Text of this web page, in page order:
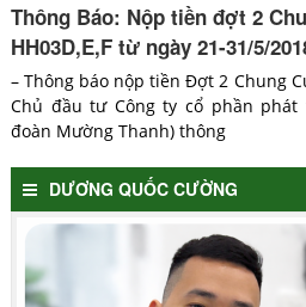
Thông Báo: Nộp tiền đợt 2
HH03D,E,F từ ngày 21-31/5/
– Thông báo nộp tiền Đợt 2 Chung
Chủ đầu tư Công ty cổ phần phát
đoàn Mường Thanh) thông
DƯƠNG QUỐC CƯỜNG